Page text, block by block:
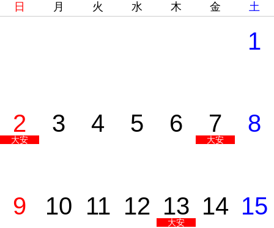
日 月 火 水 木 金 土
1
2
大安
3 4 5 6 7
大安
8
9 10 11 12 13
大安
14 15